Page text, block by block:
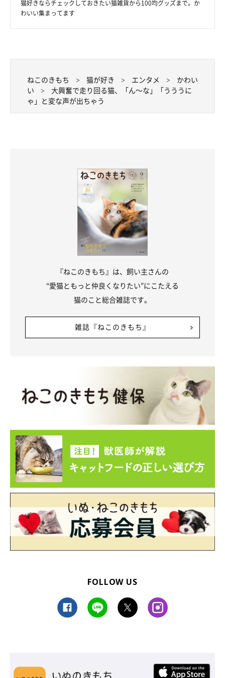
猫好きならチェックしておきたい猫雑貨から100均グッズまで。か
わいい集まってます
ねこのきもち 猫が好き エンタメ
かわい
い
大興奮で走り回る猫、「ん～な」「うううに
ゃ」と変な声が出ちゃう
『ねこのきもち』は、飼い主さんの
“愛猫ともっと仲良くなりたい”にこたえる
猫のこと総合雑誌です。
雑誌『ねこのきもち』
FOLLOW US